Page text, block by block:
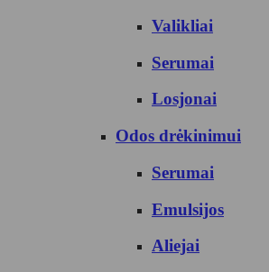
Valikliai
Serumai
Losjonai
Odos drėkinimui
Serumai
Emulsijos
Aliejai